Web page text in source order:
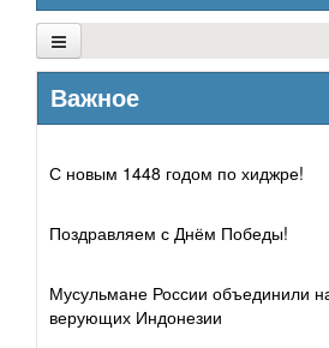
Ислам в мире
Спорт
Важное
С новым 1448 годом по хиджре!
Поздравляем с Днём Победы!
Мусульмане России объединили
верующих Индонезии